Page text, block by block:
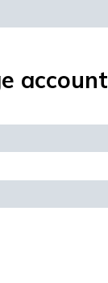
account